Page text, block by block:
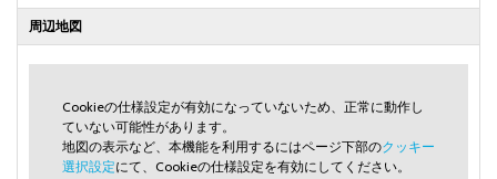
周辺地図
Cookieの仕様設定が有効になっていないため、正常に動作し
ていない可能性があります。
地図の表示など、本機能を利用するにはページ下部のクッキー
選択設定にて、Cookieの仕様設定を有効にしてください。